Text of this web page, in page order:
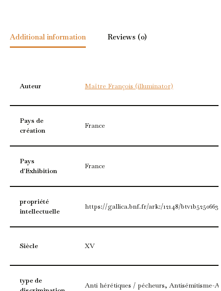
Additional information Reviews (0)
Auteur Maïtre François (illuminator)
Pays de
création
France
Pays
d'Exhibition
France
propriété
intellectuelle
https://gallica.bnf.fr/ark:/12148/
Siècle XV
type de
Anti hérétiques / pécheurs, Antisémitisme-